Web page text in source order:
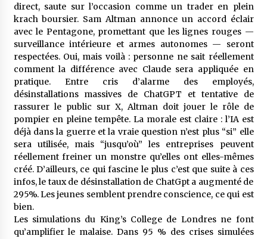
3 semaines ago
direct, saute sur l’occasion comme un trader en plein
krach boursier. Sam Altman annonce un accord éclair
avec le Pentagone, promettant que les lignes rouges —
surveillance intérieure et armes autonomes — seront
respectées. Oui, mais voilà : personne ne sait réellement
comment la différence avec Claude sera appliquée en
pratique. Entre cris d’alarme des employés,
désinstallations massives de ChatGPT et tentative de
rassurer le public sur X, Altman doit jouer le rôle de
pompier en pleine tempête. La morale est claire : l’IA est
déjà dans la guerre et la vraie question n’est plus “si” elle
sera utilisée, mais “jusqu’où” les entreprises peuvent
réellement freiner un monstre qu’elles ont elles-mêmes
créé. D’ailleurs, ce qui fascine le plus c’est que suite à ces
infos, le taux de désinstallation de ChatGpt a augmenté de
295%. Les jeunes semblent prendre conscience, ce qui est
bien.
Les simulations du King’s College de Londres ne font
qu’amplifier le malaise. Dans 95 % des crises simulées